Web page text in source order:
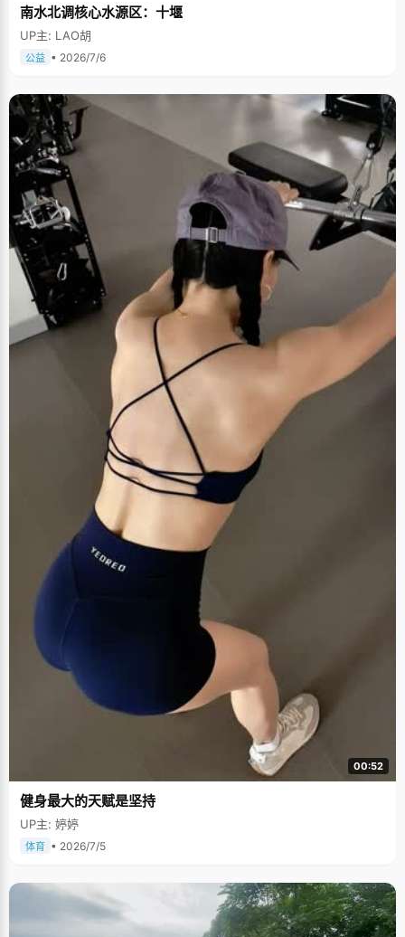
南水北调核心水源区：十堰
UP主: LAO胡
公益 • 2026/7/6
00:52
健身最大的天赋是坚持
UP主: 婷婷
体育 • 2026/7/5